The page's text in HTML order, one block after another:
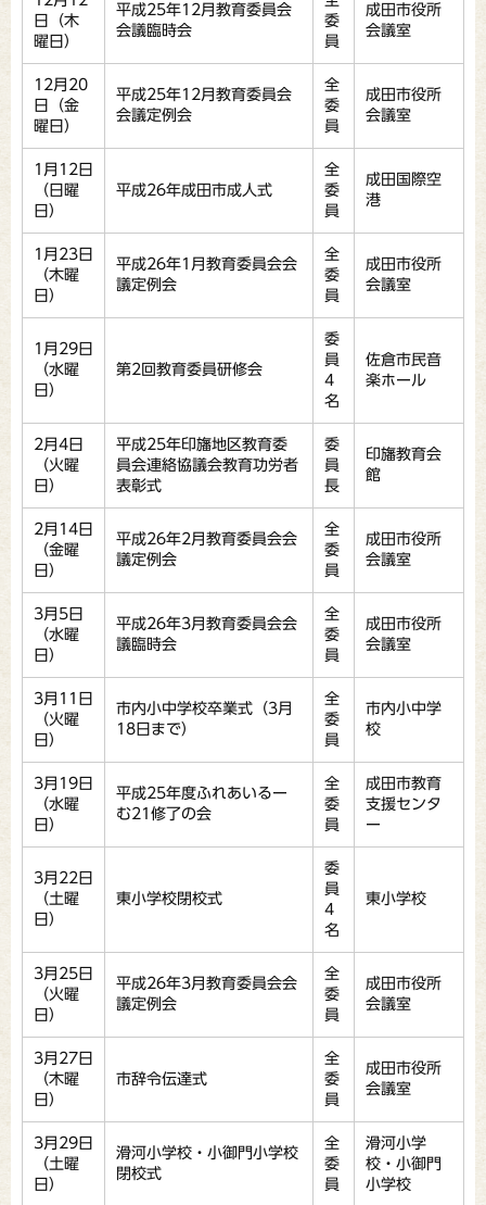
日（木
曜日）
平成25年12月教育委員会
会議臨時会
委
員
成田市役所
会議室
12月20
日（金
曜日）
平成25年12月教育委員会
会議定例会
全
委
員
成田市役所
会議室
1月12日
（日曜
日）
平成26年成田市成人式
全
委
員
成田国際空
港
1月23日
（木曜
日）
平成26年1月教育委員会会
議定例会
全
委
員
成田市役所
会議室
1月29日
（水曜
日）
第2回教育委員研修会
委
員
4
名
佐倉市民音
楽ホール
2月4日
（火曜
日）
平成25年印旛地区教育委
員会連絡協議会教育功労者
表彰式
委
員
長
印旛教育会
館
2月14日
（金曜
日）
平成26年2月教育委員会会
議定例会
全
委
員
成田市役所
会議室
3月5日
（水曜
日）
平成26年3月教育委員会会
議臨時会
全
委
員
成田市役所
会議室
3月11日
（火曜
日）
市内小中学校卒業式（3月
18日まで）
全
委
員
市内小中学
校
3月19日
（水曜
日）
平成25年度ふれあいるー
む21修了の会
全
委
員
成田市教育
支援センタ
ー
3月22日
（土曜
日）
東小学校閉校式
委
員
4
名
東小学校
3月25日
（火曜
日）
平成26年3月教育委員会会
議定例会
全
委
員
成田市役所
会議室
3月27日
（木曜
日）
市辞令伝達式
全
委
員
成田市役所
会議室
3月29日
（土曜
日）
滑河小学校・小御門小学校
閉校式
全
委
員
滑河小学
校・小御門
小学校